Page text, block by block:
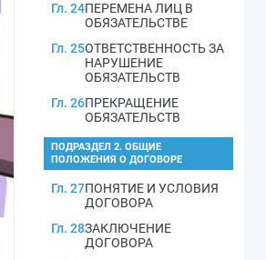
Гл. 24ПЕРЕМЕНА ЛИЦ В
ОБЯЗАТЕЛЬСТВЕ
Гл. 25ОТВЕТСТВЕННОСТЬ ЗА
НАРУШЕНИЕ
ОБЯЗАТЕЛЬСТВ
Гл. 26ПРЕКРАЩЕНИЕ
ОБЯЗАТЕЛЬСТВ
ПОДРАЗДЕЛ 2. ОБЩИЕ
ПОЛОЖЕНИЯ О ДОГОВОРЕ
Гл. 27ПОНЯТИЕ И УСЛОВИЯ
ДОГОВОРА
Гл. 28ЗАКЛЮЧЕНИЕ
ДОГОВОРА